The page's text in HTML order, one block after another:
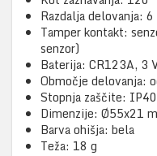
Razdalja delovanja: 6
Tamper kontakt:
senzor)
Baterija: CR123A, 3
Območje delovanja:
Stopnja zaščite: IP40
Dimenzije: Ø55x21
Barva ohišja: bela
Teža: 18 g